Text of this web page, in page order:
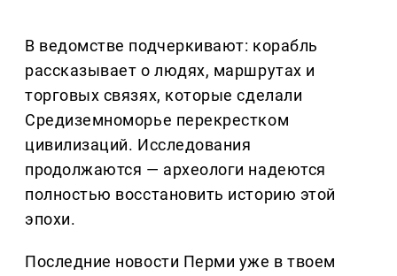
В ведомстве подчеркивают: корабль
рассказывает о людях, маршрутах и
торговых связях, которые сделали
Средиземноморье перекрестком
цивилизаций. Исследования
продолжаются — археологи надеются
полностью восстановить историю этой
эпохи.
Последние новости Перми уже в твоем